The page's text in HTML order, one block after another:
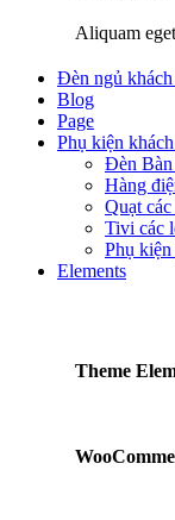
Aliquam eget
Đèn ngủ khách
Blog
Page
Phụ kiện khách
Đèn
Hàng
Quạt
Tivi các
Phụ kiện
Elements
Theme